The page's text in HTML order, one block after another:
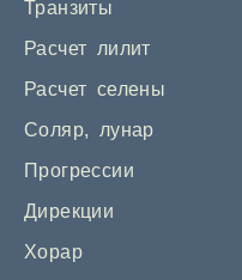
Транзиты
Расчет лилит
Расчет селены
Соляр, лунар
Прогрессии
Дирекции
Хорар